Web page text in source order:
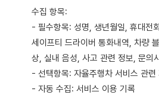
수집 항목:
- 필수항목: 성명, 생년월일, 휴대전
세이프티 드라이버 통화내역, 차량
상, 실내 음성, 사고 관련 정보, 문의
- 선택항목: 자율주행차 서비스 관련
- 자동 수집: 서비스 이용 기록